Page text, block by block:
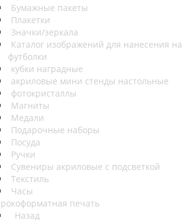
Бумажные пакеты
Плакетки
Значки/зеркала
Каталог изображений для нанесения на
футболки
кубки наградные
акриловые мини стенды настольные
фотокристаллы
Магниты
Медали
Подарочные наборы
Посуда
Ручки
Сувениры акриловые с подсветкой
Текстиль
Часы
печать
Назад